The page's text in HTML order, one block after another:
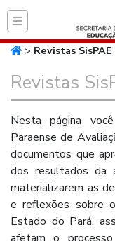
Página
> Revistas
Revistas
Nesta página
Paraense de
documentos que
dos resultados da
materializarem as
e reflexões sobre
Estado do Pará,